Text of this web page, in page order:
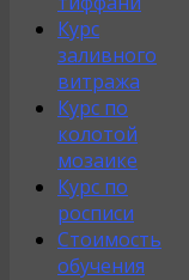
Курс
заливного
витража
Курс по
колотой
мозаике
Курс по
росписи
Стоимость
обучения